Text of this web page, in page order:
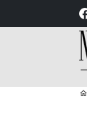
zum
home